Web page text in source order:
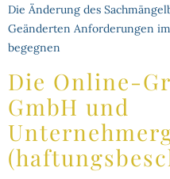
Die Änderung des
Geänderten Anforderungen
begegnen
Die Online-
GmbH und